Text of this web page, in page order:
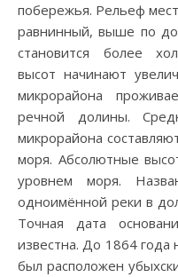
побережья. Рельеф
равнинный, выше по
становится более
высот начинают
микрорайона
речной долины.
микрорайона
моря. Абсолютные
уровнем моря.
одноимённой реки в
Точная дата
известна. До 1864 года
был расположен